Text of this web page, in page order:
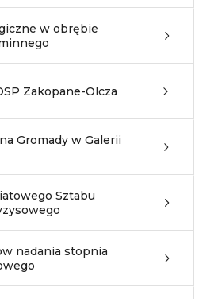
w obrębie
Zakopane-Olcza
Gromady w Galerii
Sztabu
nadania stopnia